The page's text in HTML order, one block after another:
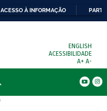
ACESSO À INFORMAÇÃO
ENGLISH
ACESSIBILIDADE
A+ A-